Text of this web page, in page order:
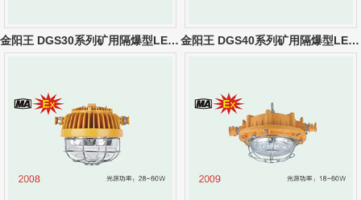
金阳王 DGS30系列矿用隔爆型LED巷道灯 金阳王 DGS40系列矿用隔爆型LED巷道灯